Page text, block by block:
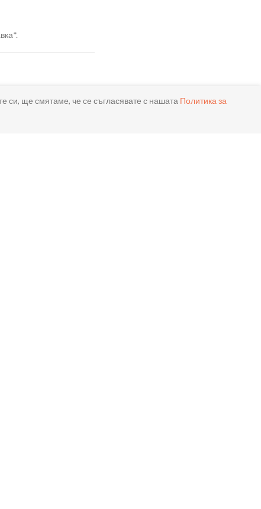
си, ще смятаме, че се съгласявате с нашата Политика за